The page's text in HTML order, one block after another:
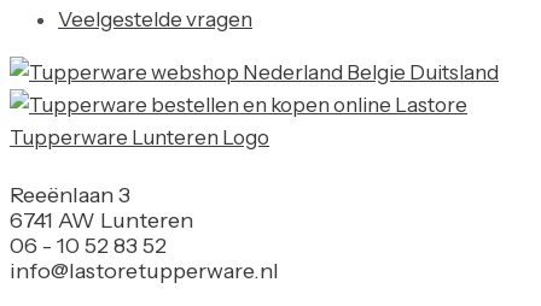
Veelgestelde vragen
Reeënlaan 3
6741 AW Lunteren
06 - 10 52 83 52
info@lastoretupperware.nl